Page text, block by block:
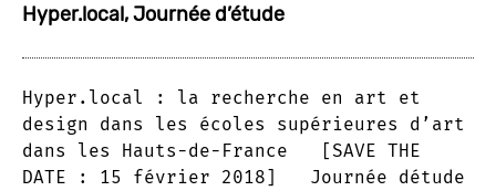
Hyper.local, Journée d’étude
Hyper.local : la recherche en art et
design dans les écoles supérieures d’art
dans les Hauts-de-France [SAVE THE
DATE : 15 février 2018] Journée détude